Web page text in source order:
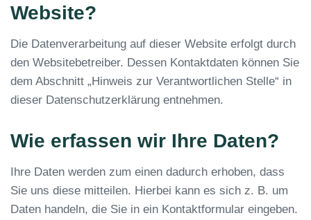
Website?
Die Datenverarbeitung auf dieser Website erfolgt durch
den Websitebetreiber. Dessen Kontaktdaten können Sie
dem Abschnitt „Hinweis zur Verantwortlichen Stelle“ in
dieser Datenschutzerklärung entnehmen.
Wie erfassen wir Ihre Daten?
Ihre Daten werden zum einen dadurch erhoben, dass
Sie uns diese mitteilen. Hierbei kann es sich z. B. um
Daten handeln, die Sie in ein Kontaktformular eingeben.